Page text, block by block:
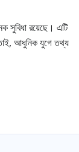
সুবিধা রয়েছে। এটি
আধুনিক যুগে তথ্য